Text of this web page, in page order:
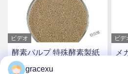
ビデオ
酵素パルプ 特殊酵素製紙
パルプ
ビデ
メ
gracexu